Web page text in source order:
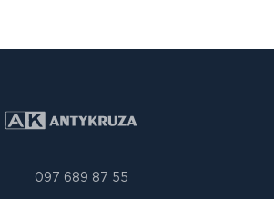
097 689 87 55